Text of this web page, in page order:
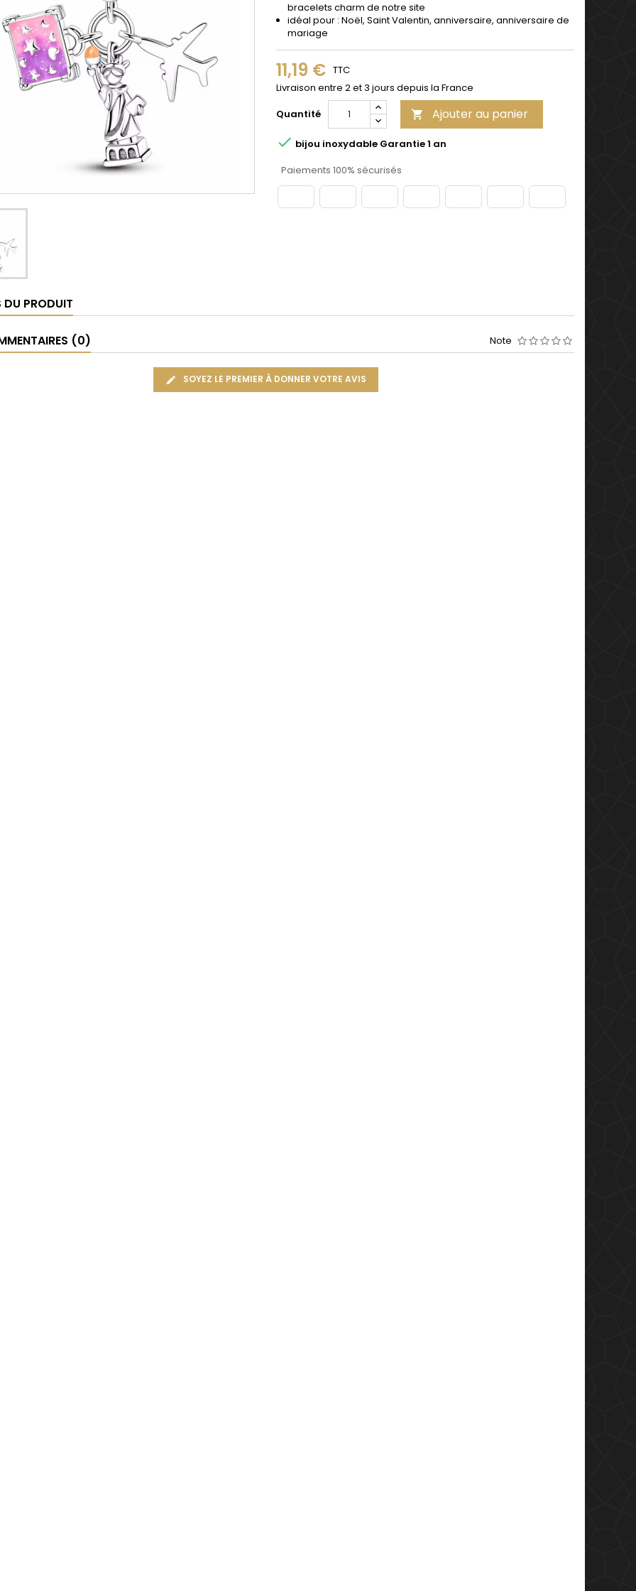
bracelets charm de notre site
idéal pour : Noël, Saint Valentin, anniversaire, anniversaire de
mariage
11,19 € TTC
Livraison entre 2 et 3 jours depuis la France
Quantité
 Ajouter au panier
 bijou inoxydable Garantie 1 an
Paiements 100% sécurisés
DU PRODUIT
(0) Note
SOYEZ LE PREMIER À DONNER VOTRE AVIS